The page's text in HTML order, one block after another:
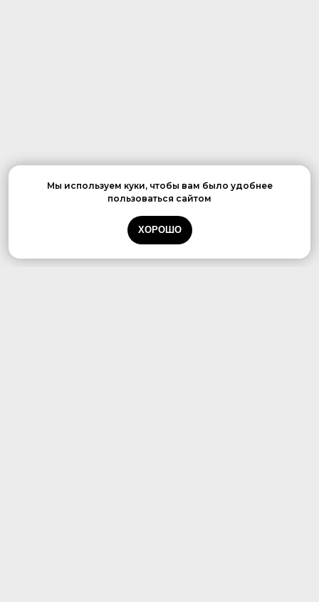
Мы используем куки, чтобы вам было удобнее
пользоваться сайтом
ХОРОШО